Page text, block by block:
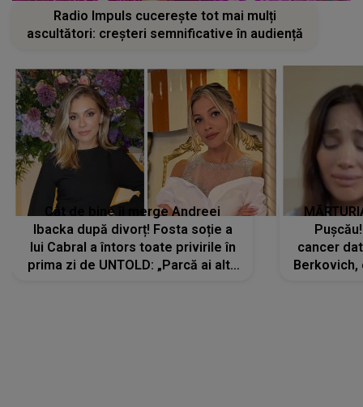
Radio Impuls cucerește tot mai mulți
ascultători: creșteri semnificative în audiență
Cât de bine îi merge Andreei
Ibacka după divorț! Fosta soție a
lui Cabral a întors toate privirile în
prima zi de UNTOLD: „Parcă ai altă
cancer